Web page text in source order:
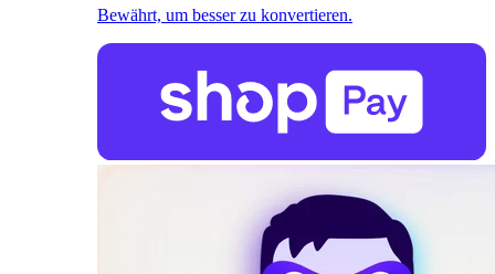
Bewährt, um besser zu konvertieren.